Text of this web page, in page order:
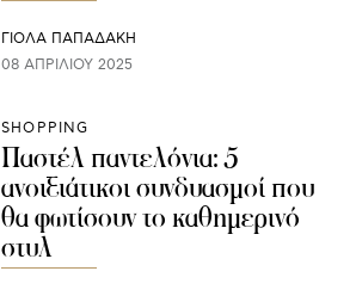
ΓΙΌΛΑ ΠΑΠΑΔΆΚΗ
08 ΑΠΡΙΛΊΟΥ 2025
SHOPPING
Παστέλ παντελόνια: 5
ανοιξιάτικοι συνδυασμοί που
θα φωτίσουν το καθημερινό
στυλ